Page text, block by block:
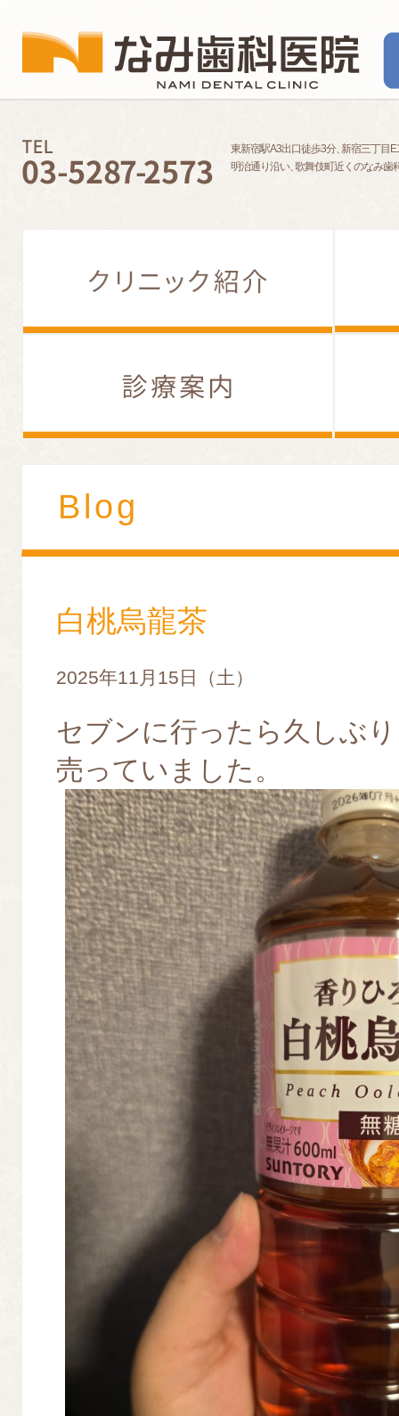
東新宿駅A3出口徒歩3分、 新宿三丁目
明治通り沿い、 歌舞伎町近くのなみ歯
Blog
白桃烏龍茶
2025年11月15日（土）
セブンに行ったら久しぶ
売っていました。